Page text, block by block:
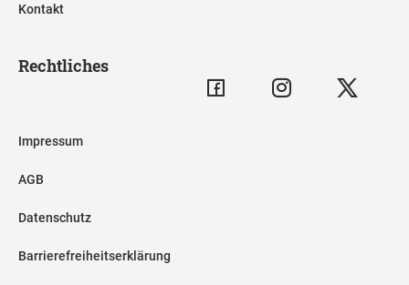
Kontakt
Rechtliches
Impressum
AGB
Datenschutz
Barrierefreiheitserklärung